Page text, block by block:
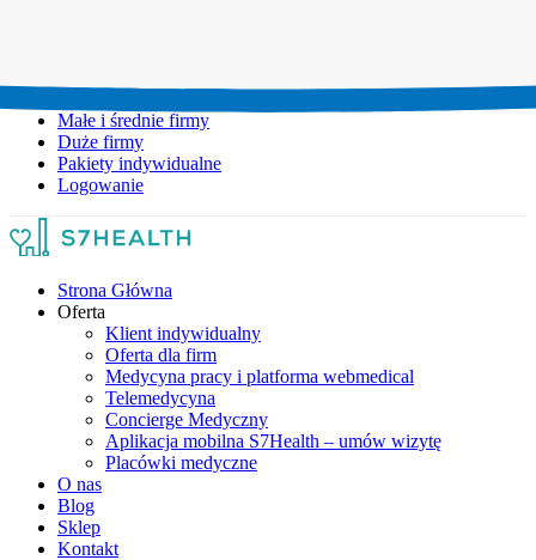
Małe i średnie firmy
Duże firmy
Pakiety indywidualne
Logowanie
Strona Główna
Oferta
Klient indywidualny
Oferta dla firm
Medycyna pracy i platforma webmedical
Telemedycyna
Concierge Medyczny
Aplikacja mobilna S7Health – umów wizytę
Placówki medyczne
O nas
Blog
Sklep
Kontakt